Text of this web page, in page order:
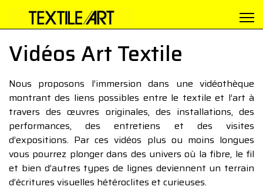
Vidéos Art Textile
Nous proposons l’immersion dans une vidéothèque
montrant des liens possibles entre le textile et l’art à
travers des œuvres originales, des installations, des
performances, des entretiens et des visites
d’expositions. Par ces vidéos plus ou moins longues
vous pourrez plonger dans des univers où la fibre, le fil
et bien d’autres types de lignes deviennent un terrain
d’écritures visuelles hétéroclites et curieuses.